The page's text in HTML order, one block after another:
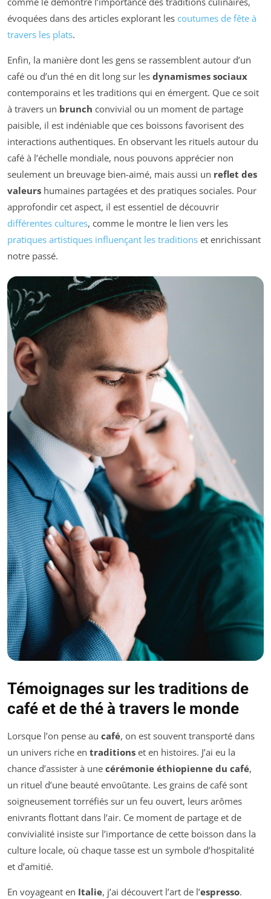
évoquées dans des articles explorant les coutumes de fête à
travers les plats.
Enfin, la manière dont les gens se rassemblent autour d’un
café ou d’un thé en dit long sur les dynamismes sociaux
contemporains et les traditions qui en émergent. Que ce soit
à travers un brunch convivial ou un moment de partage
paisible, il est indéniable que ces boissons favorisent des
interactions authentiques. En observant les rituels autour du
café à l’échelle mondiale, nous pouvons apprécier non
seulement un breuvage bien-aimé, mais aussi un reflet des
valeurs humaines partagées et des pratiques sociales. Pour
approfondir cet aspect, il est essentiel de découvrir
différentes cultures, comme le montre le lien vers les
pratiques artistiques influençant les traditions et enrichissant
notre passé.
Témoignages sur les traditions de
café et de thé à travers le monde
Lorsque l’on pense au café, on est souvent transporté dans
un univers riche en traditions et en histoires. J’ai eu la
chance d’assister à une cérémonie éthiopienne du café,
un rituel d’une beauté envoûtante. Les grains de café sont
soigneusement torréfiés sur un feu ouvert, leurs arômes
enivrants flottant dans l’air. Ce moment de partage et de
convivialité insiste sur l’importance de cette boisson dans la
culture locale, où chaque tasse est un symbole d’hospitalité
et d’amitié.
En voyageant en Italie, j’ai découvert l’art de l’espresso.